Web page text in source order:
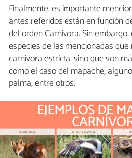
Finalmente, es importante
antes referidos están en función
del orden Carnivora. Sin
especies de las mencionadas
carnívora estricta, sino que son
como el caso del mapache,
palma, entre otros.